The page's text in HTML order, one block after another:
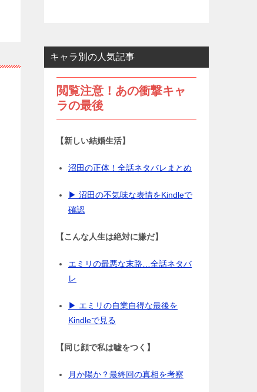
キャラ別の人気記事
閲覧注意！あの衝撃キャ
ラの最後
【新しい結婚生活】
沼田の正体！全話ネタバレまとめ
▶ 沼田の不気味な表情をKindleで
確認
【こんな人生は絶対に嫌だ】
エミリの最悪な末路…全話ネタバ
レ
▶ エミリの自業自得な最後を
Kindleで見る
【同じ顔で私は嘘をつく】
月か陽か？最終回の真相を考察